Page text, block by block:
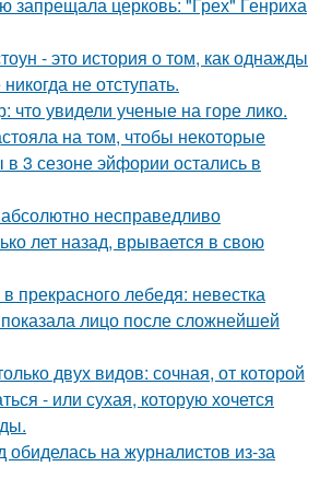
- это история о том, как однажды
не отступать.
что увидели ученые на горе лико.
на том, чтобы некоторые
3 сезоне эйфории остались в
несправедливо
лет назад, врывается в свою
прекрасного лебедя: невестка
лицо после сложнейшей
двух видов: сочная, от которой
- или сухая, которую хочется
на журналистов из-за